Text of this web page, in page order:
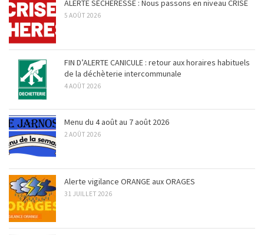
ALERTE SÈCHERESSE : Nous passons en niveau CRISE
5 AOÛT 2026
FIN D’ALERTE CANICULE : retour aux horaires habituels
de la déchèterie intercommunale
4 AOÛT 2026
Menu du 4 août au 7 août 2026
2 AOÛT 2026
Alerte vigilance ORANGE aux ORAGES
31 JUILLET 2026